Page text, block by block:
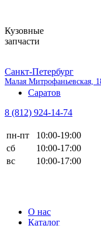
Кузовные
запчасти
Санкт-Петербург
Малая Митрофаньевская,
Саратов
8 (812) 924-14-74
пн-пт
10:00-19:00
сб
10:00-17:00
вс
10:00-17:00
О нас
Каталог